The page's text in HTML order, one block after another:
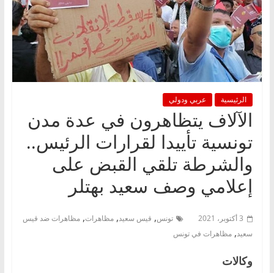
الرئيسية عربي ودولي
الآلاف يتظاهرون في عدة مدن
تونسية تأييدا لقرارات الرئيس..
والشرطة تلقي القبض على
إعلامي وصف سعيد بهتلر
3 أكتوبر، 2021 تونس, قيس سعيد, مظاهرات, مظاهرات ضد قيس
سعيد, مظاهرات في تونس
وكالات